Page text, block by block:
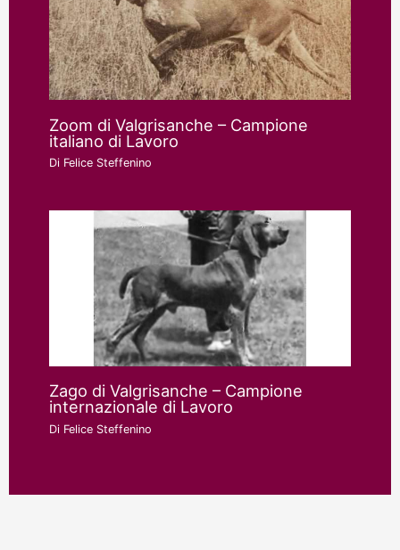
Zoom di Valgrisanche – Campione
italiano di Lavoro
Di Felice Steffenino
Zago di Valgrisanche – Campione
internazionale di Lavoro
Di Felice Steffenino